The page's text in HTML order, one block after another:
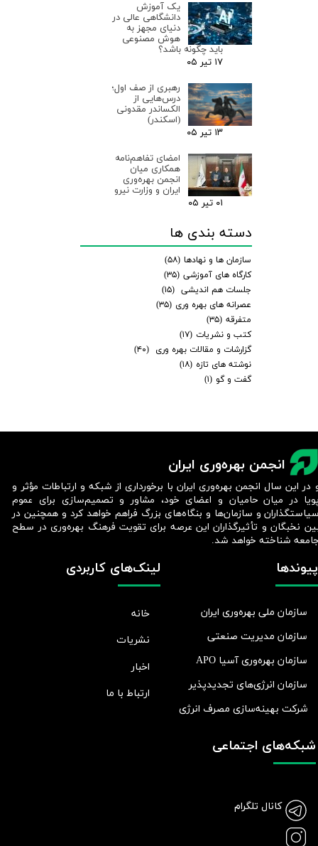
یک آموزش
دانشگاهی عالی در
دنیای مجهز به
هوش مصنوعی
باید چگونه باشد؟
۱۷ تیر ۰۵
رهبری از صف اول؛
درس‌هایی از
الکساندر مقدونی
(اسکندر)
۱۳ تیر ۰۵
امضای تفاهم‌نامه
همکاری میان
انجمن بهره‌وری
ایران و وزارت نیرو
۰۱ تیر ۰۵
دسته بندی ها
سازمان ها و نهادها (۵۸)
کارگاه های آموزشی (۳۵)
جلسات هم اندیشی (۱۵)
عصرانه های بهره وری (۳۵)
متفرقه (۳۵)
کتب و نشریات (۱۷)
گزارشات و مقالات بهره وری
(۴۰)
نوشته های تازه (۱۸)
گفت و گو (۱)
انجمن بهره‌وری ایران
لینک‌های کاربردی
خانه
نشریات
اخبار
ارتباط با ما
پیوندها
سازمان ملی بهره‌وری ایران
سازمان مدیریت صنعتی
سازمان بهره‌وری آسیا APO
سازمان انرژی‌های تجدیدپذیر
شرکت بهينه‌سازی مصرف انرژی
شبکه‌های اجتماعی
کانال تلگرام
در این سال انجمن بهره‌وری ایران با برخورداری از شبکه و ارتباطات مؤثر و
در میان حامیان و اعضای خود، مشاور و تصمیم‌سازی برای عموم
و سازمان‌ها و بنگاه‌های بزرگ فراهم خواهد کرد و همچنین در
نخبگان و تأثیرگذاران این عرصه برای تقویت فرهنگ بهره‌وری در سطح
شناخته خواهد شد.​​​​​​​